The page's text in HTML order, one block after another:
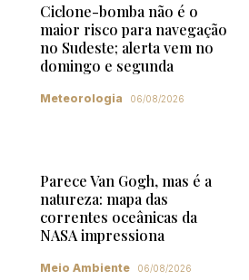
Ciclone-bomba não é o
maior risco para navegação
no Sudeste; alerta vem no
domingo e segunda
Meteorologia 06/08/2026
Parece Van Gogh, mas é a
natureza: mapa das
correntes oceânicas da
NASA impressiona
Meio Ambiente 06/08/2026